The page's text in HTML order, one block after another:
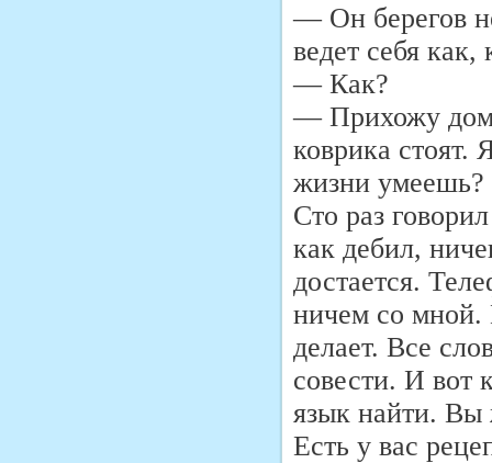
— Он берегов
ведет себя как,
— Как?
— Прихожу
коврика стоят.
жизни умеешь?
Сто раз
как дебил,
достается.
ничем со мной.
делает. Все
совести. И вот
язык найти. Вы
Есть у вас